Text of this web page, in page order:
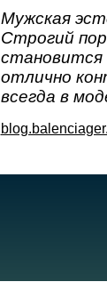
Мужская
Строгий
становится
отлично
всегда в